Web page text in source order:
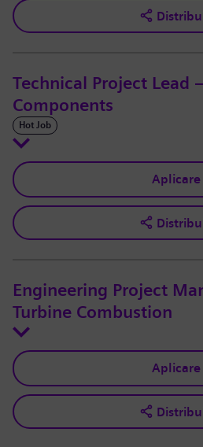
Technical Project Lead
Components
Hot Job
Aplicare
Engineering Project
Turbine Combustion
Aplicare